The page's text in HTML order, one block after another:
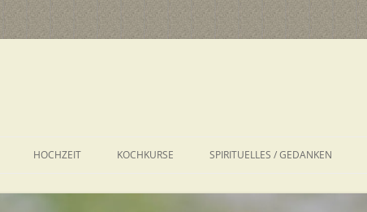
HOCHZEIT KOCHKURSE SPIRITUELLES / GEDANKEN